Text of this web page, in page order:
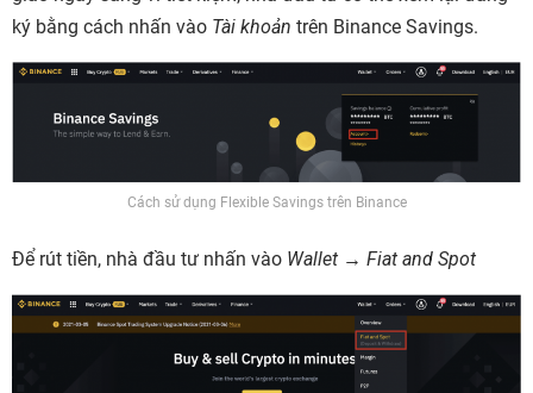
ký bằng cách nhấn vào Tài khoản trên Binance Savings.
Cách sử dụng Flexible Savings trên Binance
Để rút tiền, nhà đầu tư nhấn vào Wallet → Fiat and Spot